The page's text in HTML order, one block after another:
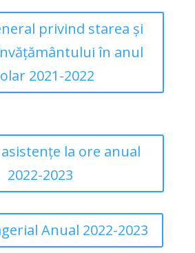
privind starea și
în anul
2021-2022
la ore anual
2022-2023
Anual 2022-2023